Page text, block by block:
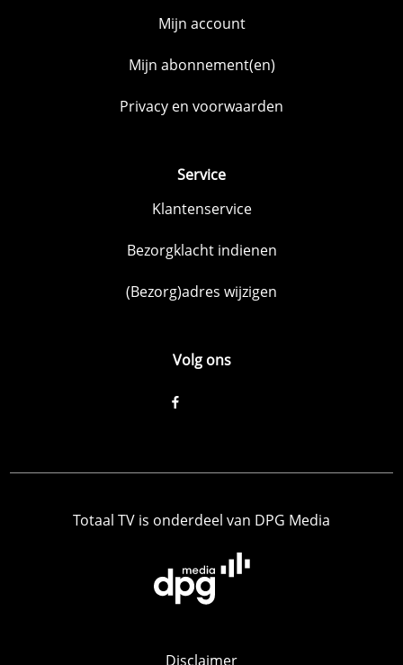
Mijn account
Mijn abonnement(en)
Privacy en voorwaarden
Service
Klantenservice
Bezorgklacht indienen
(Bezorg)adres wijzigen
Volg ons
Totaal TV is onderdeel van DPG Media
Disclaimer